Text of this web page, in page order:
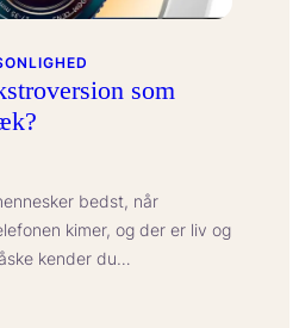
som
bedst, når
kimer, og der er liv og
kender du…